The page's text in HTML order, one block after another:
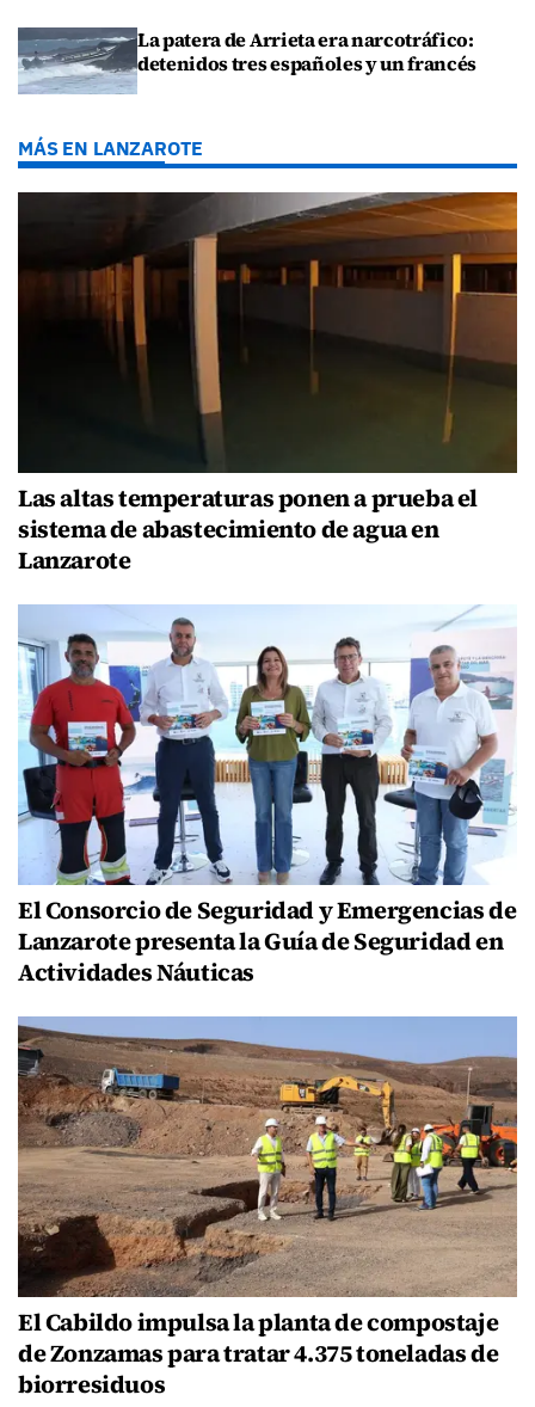
La patera de Arrieta era narcotráfico:
detenidos tres españoles y un francés
MÁS EN LANZAROTE
Las altas temperaturas ponen a prueba el
sistema de abastecimiento de agua en
Lanzarote
El Consorcio de Seguridad y Emergencias de
Lanzarote presenta la Guía de Seguridad en
Actividades Náuticas
El Cabildo impulsa la planta de compostaje
de Zonzamas para tratar 4.375 toneladas de
biorresiduos